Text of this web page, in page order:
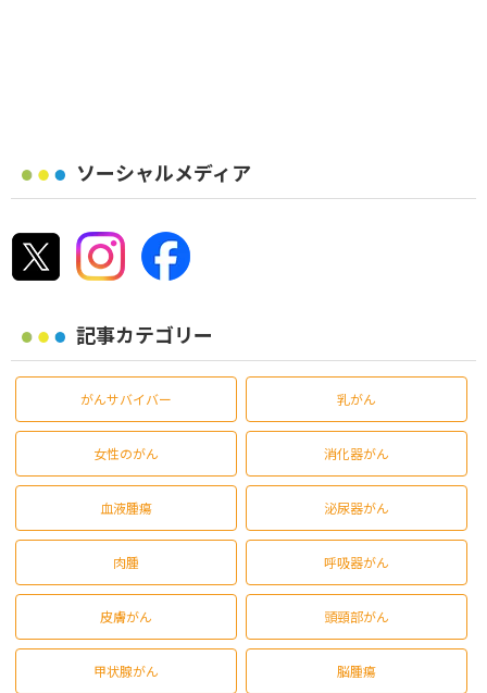
ソーシャルメディア
記事カテゴリー
がんサバイバー 乳がん
女性のがん 消化器がん
血液腫瘍 泌尿器がん
肉腫 呼吸器がん
皮膚がん 頭頸部がん
甲状腺がん 脳腫瘍